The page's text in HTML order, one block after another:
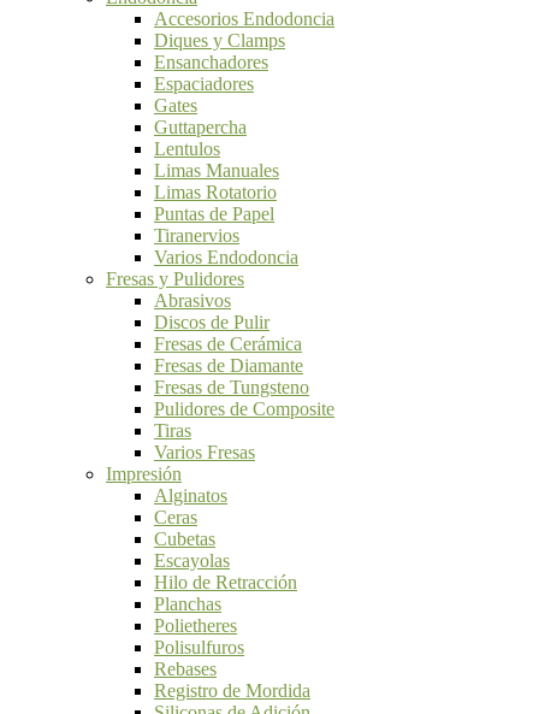
Accesorios Endodoncia
Diques y Clamps
Ensanchadores
Espaciadores
Gates
Guttapercha
Lentulos
Limas Manuales
Limas Rotatorio
Puntas de Papel
Tiranervios
Varios Endodoncia
Fresas y Pulidores
Abrasivos
Discos de Pulir
Fresas de Cerámica
Fresas de Diamante
Fresas de Tungsteno
Pulidores de Composite
Tiras
Varios Fresas
Impresión
Alginatos
Ceras
Cubetas
Escayolas
Hilo de Retracción
Planchas
Polietheres
Polisulfuros
Rebases
Registro de Mordida